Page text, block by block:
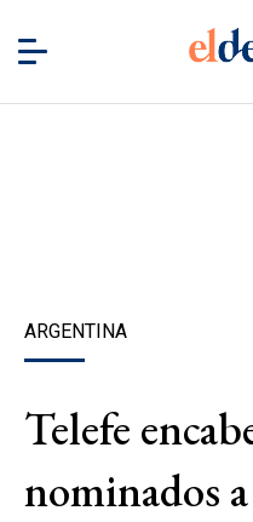
ARGENTINA
Telefe
nominados